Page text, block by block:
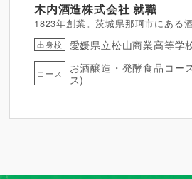
木内酒造株式会社 就職
1823年創業。茨城県那珂市にある
出身校 愛媛県立松山商業高等学
コース
お酒醸造・発酵食品コー
ス)